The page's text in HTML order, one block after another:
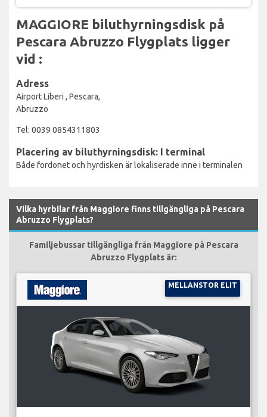
MAGGIORE biluthyrningsdisk på
Pescara Abruzzo Flygplats ligger
vid :
Adress
Airport Liberi , Pescara,
Abruzzo
Tel: 0039 0854311803
Placering av biluthyrningsdisk: I terminal
Både fordonet och hyrdisken är lokaliserade inne i terminalen
Vilka hyrbilar från Maggiore finns tillgängliga på Pescara
Abruzzo Flygplats?
Familjebussar tillgängliga från Maggiore på Pescara
Abruzzo Flygplats är:
MELLANSTOR ELIT